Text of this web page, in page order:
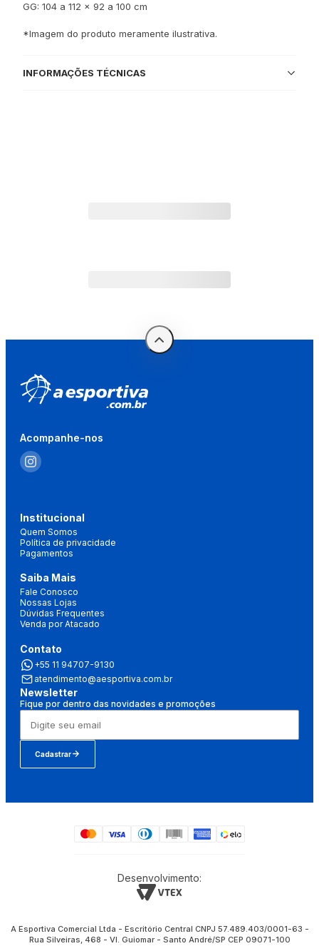
GG: 104 a 112 x 92 a 100 cm
*Imagem do produto meramente ilustrativa.
INFORMAÇÕES TÉCNICAS
Acompanhe-nos
Institucional
Quem Somos
Política de privacidade
Pagamentos
Saiba Mais
Fale Conosco
Nossas Lojas
Dúvidas Frequentes
Venda por Atacado
Contato
+55 11 94707-9130
atendimento@aesportiva.com.br
Newsletter
Fique por dentro das novidades e promoções
Cadastrar
Desenvolvimento:
A Esportiva Comercial Ltda - Escritório Central CNPJ 57.489.403/0001-63 -
Rua Silveiras, 468 - Vl. Guiomar - Santo André/SP CEP 09071-100